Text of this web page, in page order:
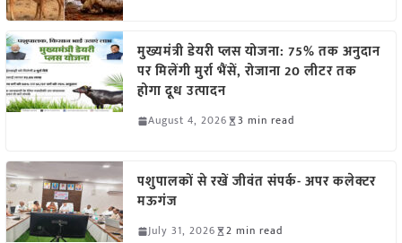
मुख्यमंत्री डेयरी प्लस योजना: 75% तक अनुदान
पर मिलेंगी मुर्रा भैंसें, रोजाना 20 लीटर तक
होगा दूध उत्पादन
August 4, 2026 3 min read
पशुपालकों से रखें जीवंत संपर्क- अपर कलेक्टर
मऊगंज
July 31, 2026 2 min read